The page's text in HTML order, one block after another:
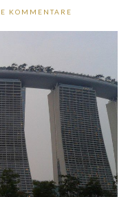
KOMMENTARE